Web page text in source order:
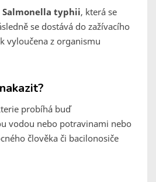
typhii, která se
se dostává do zažívacího
vyloučena z organismu
probíhá buď
vodou nebo potravinami nebo
člověka či bacilonosiče